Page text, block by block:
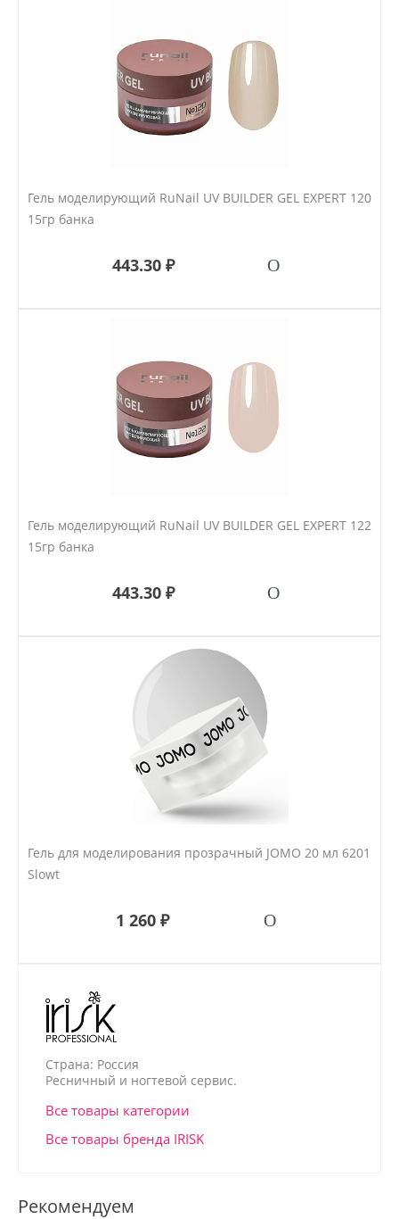
Гель моделирующий RuNail UV BUILDER GEL EXPERT 120
15гр банка
443.30 ₽
Гель моделирующий RuNail UV BUILDER GEL EXPERT 122
15гр банка
443.30 ₽
Гель для моделирования прозрачный JOMO 20 мл 6201
Slowt
1 260 ₽
Страна: Россия
Ресничный и ногтевой сервис.
Все товары категории
Все товары бренда IRISK
Рекомендуем